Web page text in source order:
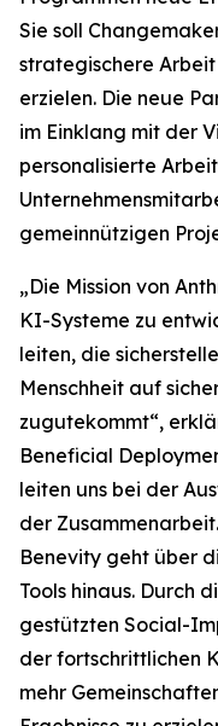
Sie soll
strategischere
erzielen. Die neue
im Einklang mit der
personalisierte
gemeinnützigen
„Die Mission von
KI-Systeme zu
leiten, die
Menschheit auf
zugutekommt“,
Beneficial
leiten uns bei der
der
Benevity geht über
Tools hinaus. Durch
gestützten Social-
der fortschrittlichen
mehr